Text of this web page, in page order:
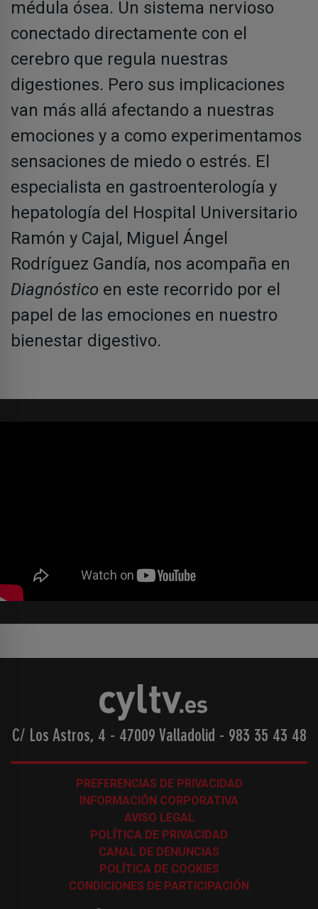
médula ósea. Un sistema nervioso
conectado directamente con el
cerebro que regula nuestras
digestiones. Pero sus implicaciones
van más allá afectando a nuestras
emociones y a como experimentamos
sensaciones de miedo o estrés. El
especialista en gastroenterología y
hepatología del Hospital Universitario
Ramón y Cajal, Miguel Ángel
Rodríguez Gandía, nos acompaña en
Diagnóstico en este recorrido por el
papel de las emociones en nuestro
bienestar digestivo.
C/ Los Astros, 4 - 47009 Valladolid - 983 35 43 48
PREFERENCIAS DE PRIVACIDAD
INFORMACIÓN CORPORATIVA
AVISO LEGAL
POLÍTICA DE PRIVACIDAD
CANAL DE DENUNCIAS
POLÍTICA DE COOKIES
CONDICIONES DE PARTICIPACIÓN